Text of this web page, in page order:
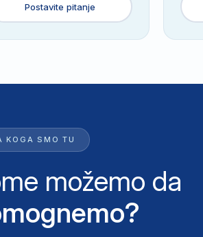
Postavite pitanje
KOGA SMO TU
možemo da